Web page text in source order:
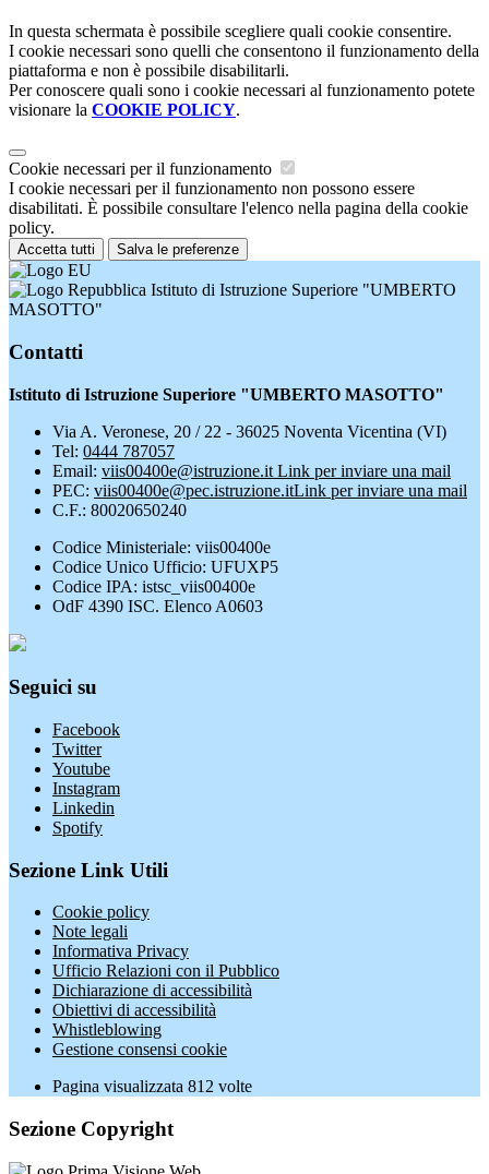
In questa schermata è possibile scegliere quali cookie consentire.
I cookie necessari sono quelli che consentono il funzionamento della
piattaforma e non è possibile disabilitarli.
Per conoscere quali sono i cookie necessari al funzionamento potete
visionare la COOKIE POLICY.
Cookie necessari per il funzionamento
I cookie necessari per il funzionamento non possono essere
disabilitati. È possibile consultare l'elenco nella pagina della cookie
policy.
Accetta tutti Salva le preferenze
Istituto di Istruzione Superiore "UMBERTO
MASOTTO"
Contatti
Istituto di Istruzione Superiore "UMBERTO MASOTTO"
Via A. Veronese, 20 / 22 - 36025 Noventa Vicentina (VI)
Tel: 0444 787057
Email: viis00400e@istruzione.it Link per inviare una mail
PEC: viis00400e@pec.istruzione.itLink per inviare una mail
C.F.: 80020650240
Codice Ministeriale: viis00400e
Codice Unico Ufficio: UFUXP5
Codice IPA: istsc_viis00400e
OdF 4390 ISC. Elenco A0603
Seguici su
Facebook
Twitter
Youtube
Instagram
Linkedin
Spotify
Sezione Link Utili
Cookie policy
Note legali
Informativa Privacy
Ufficio Relazioni con il Pubblico
Dichiarazione di accessibilità
Obiettivi di accessibilità
Whistleblowing
Gestione consensi cookie
Pagina visualizzata 812 volte
Sezione Copyright